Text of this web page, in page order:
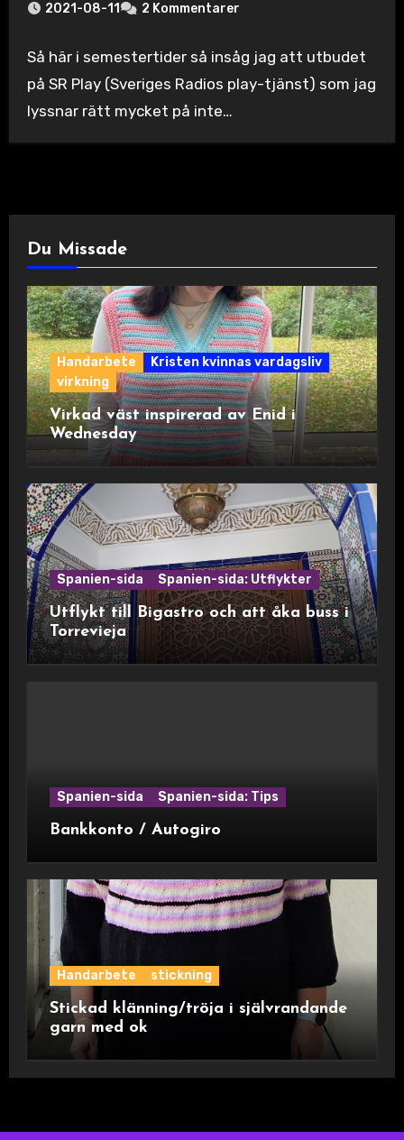
2021-08-11 2 Kommentarer
Så här i semestertider så insåg jag att utbudet
på SR Play (Sveriges Radios play-tjänst) som jag
lyssnar rätt mycket på inte…
Du Missade
Handarbete
Kristen kvinnas vardagsliv
virkning
Virkad väst inspirerad av Enid i
Wednesday
Spanien-sida Spanien-sida: Utflykter
Utflykt till Bigastro och att åka buss i
Torrevieja
Spanien-sida Spanien-sida: Tips
Bankkonto / Autogiro
Handarbete stickning
Stickad klänning/tröja i självrandande
garn med ok